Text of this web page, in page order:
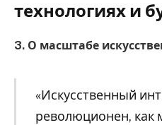
технологиях и
3. О масштабе
«Искусственный
революционен, как